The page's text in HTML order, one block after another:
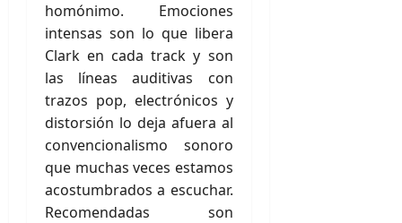
homónimo. Emociones
intensas son lo que libera
Clark en cada track y son
las líneas auditivas con
trazos pop, electrónicos y
distorsión lo deja afuera al
convencionalismo sonoro
que muchas veces estamos
acostumbrados a escuchar.
Recomendadas son